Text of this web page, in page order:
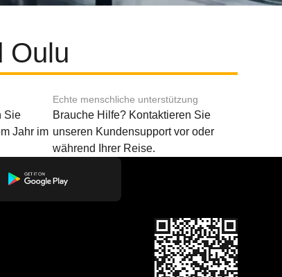
Oulu
Sie
Jahr im
Echte menschliche unterstützung
Brauche Hilfe? Kontaktieren Sie
unseren Kundensupport vor oder
während Ihrer Reise.